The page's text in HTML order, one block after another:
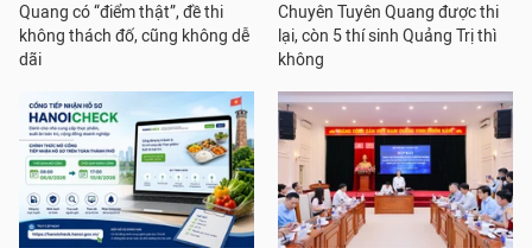
Quang có “điểm thật”, đề thi
không thách đố, cũng không dễ
dãi
Chuyên Tuyên Quang được thi
lại, còn 5 thí sinh Quảng Trị thì
không